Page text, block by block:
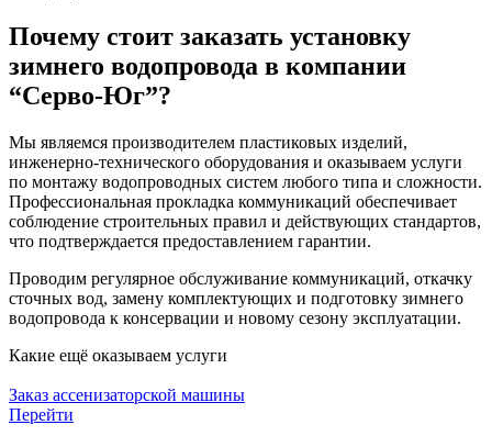
Почему стоит заказать установку
зимнего водопровода в компании
“Серво-Юг”?
Мы являемся производителем пластиковых изделий,
инженерно-технического оборудования и оказываем услуги
по монтажу водопроводных систем любого типа и сложности.
Профессиональная прокладка коммуникаций обеспечивает
соблюдение строительных правил и действующих стандартов,
что подтверждается предоставлением гарантии.
Проводим регулярное обслуживание коммуникаций, откачку
сточных вод, замену комплектующих и подготовку зимнего
водопровода к консервации и новому сезону эксплуатации.
Какие ещё оказываем услуги
Заказ ассенизаторской машины
Перейти